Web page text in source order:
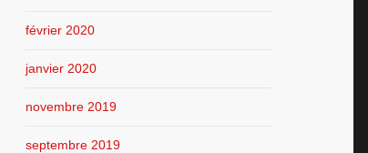
février 2020
janvier 2020
novembre 2019
septembre 2019